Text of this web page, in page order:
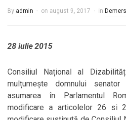
By admin on august 9, 2017 in
28 iulie 2015
Consiliul Național al
mulțumește domnului
asumarea în Parlamentul
modificare a articolelor 26 si